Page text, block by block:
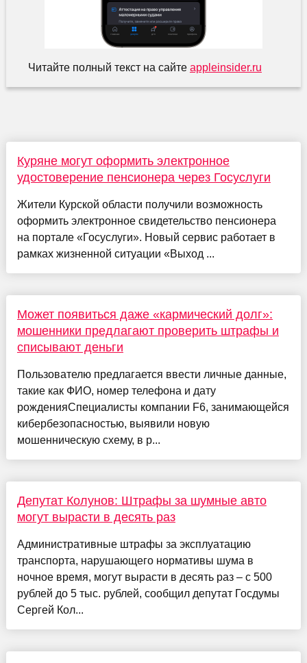
Читайте полный текст на сайте appleinsider.ru
Куряне могут оформить электронное
удостоверение пенсионера через Госуслуги
Жители Курской области получили возможность
оформить электронное свидетельство пенсионера
на портале «Госуслуги». Новый сервис работает в
рамках жизненной ситуации «Выход ...
Может появиться даже «кармический долг»:
мошенники предлагают проверить штрафы и
списывают деньги
Пользователю предлагается ввести личные данные,
такие как ФИО, номер телефона и дату
рожденияСпециалисты компании F6, занимающейся
кибербезопасностью, выявили новую
мошенническую схему, в р...
Депутат Колунов: Штрафы за шумные авто
могут вырасти в десять раз
Административные штрафы за эксплуатацию
транспорта, нарушающего нормативы шума в
ночное время, могут вырасти в десять раз – с 500
рублей до 5 тыс. рублей, сообщил депутат Госдумы
Сергей Кол...